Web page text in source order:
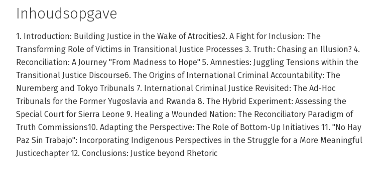
Inhoudsopgave
1. Introduction: Building Justice in the Wake of Atrocities2. A Fight for Inclusion: The
Transforming Role of Victims in Transitional Justice Processes 3. Truth: Chasing an Illusion? 4.
Reconciliation: A Journey "From Madness to Hope" 5. Amnesties: Juggling Tensions within the
Transitional Justice Discourse6. The Origins of International Criminal Accountability: The
Nuremberg and Tokyo Tribunals 7. International Criminal Justice Revisited: The Ad-Hoc
Tribunals for the Former Yugoslavia and Rwanda 8. The Hybrid Experiment: Assessing the
Special Court for Sierra Leone 9. Healing a Wounded Nation: The Reconciliatory Paradigm of
Truth Commissions10. Adapting the Perspective: The Role of Bottom-Up Initiatives 11. "No Hay
Paz Sin Trabajo": Incorporating Indigenous Perspectives in the Struggle for a More Meaningful
Justicechapter 12. Conclusions: Justice beyond Rhetoric